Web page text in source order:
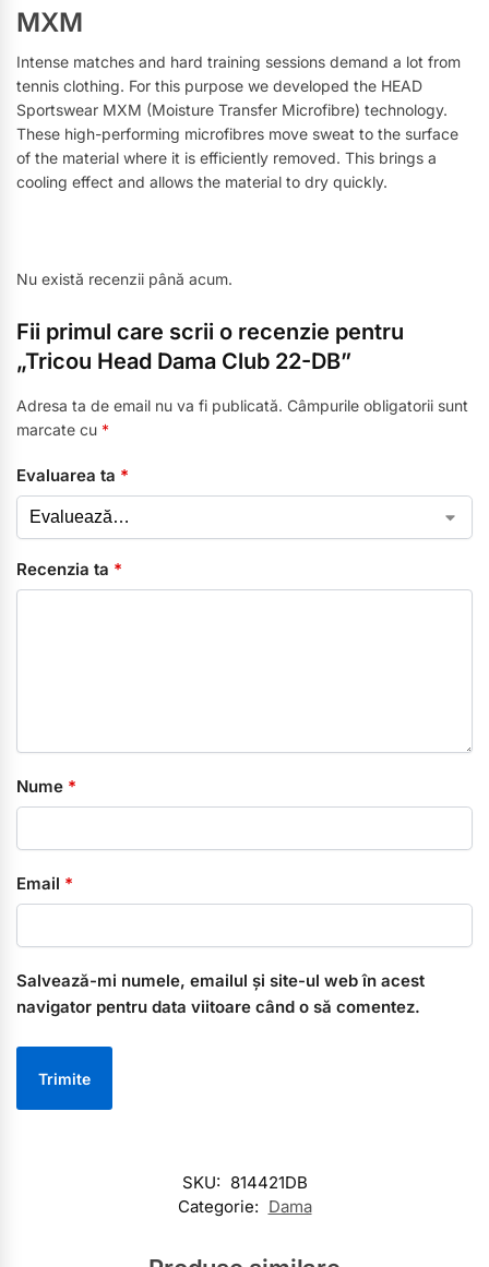
MXM
Intense matches and hard training sessions demand a lot from
tennis clothing. For this purpose we developed the HEAD
Sportswear MXM (Moisture Transfer Microfibre) technology.
These high-performing microfibres move sweat to the surface
of the material where it is efficiently removed. This brings a
cooling effect and allows the material to dry quickly.
Nu există recenzii până acum.
Fii primul care scrii o recenzie pentru
„Tricou Head Dama Club 22-DB”
Adresa ta de email nu va fi publicată. Câmpurile obligatorii sunt
marcate cu *
Evaluarea ta *
Recenzia ta *
Nume *
Email *
Salvează-mi numele, emailul și site-ul web în acest
navigator pentru data viitoare când o să comentez.
SKU: 814421DB
Categorie: Dama